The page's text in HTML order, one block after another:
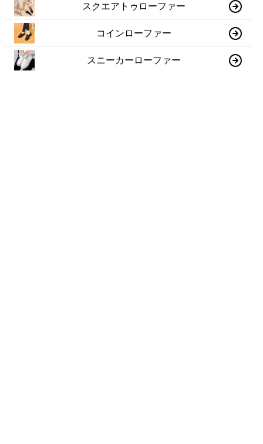
スクエアトゥローファー
コインローファー
スニーカーローファー